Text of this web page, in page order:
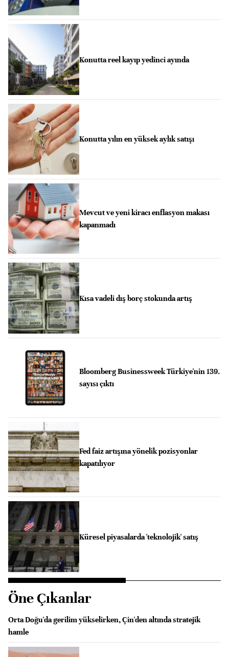
Konutta reel kayıp yedinci ayında
Konutta yılın en yüksek aylık satışı
Mevcut ve yeni kiracı enflasyon makası
kapanmadı
Kısa vadeli dış borç stokunda artış
Bloomberg Businessweek Türkiye'nin 139.
sayısı çıktı
Fed faiz artışına yönelik pozisyonlar
kapatılıyor
Küresel piyasalarda 'teknolojik' satış
Öne Çıkanlar
Orta Doğu'da gerilim yükselirken, Çin'den altında stratejik
hamle